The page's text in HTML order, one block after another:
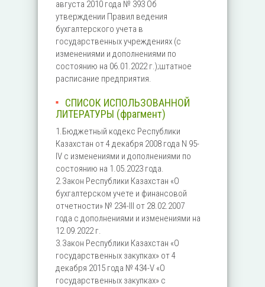
августа 2010 года № 393 Об
утверждении Правил ведения
бухгалтерского учета в
государственных учреждениях (с
изменениями и дополнениями по
состоянию на 06.01.2022 г.);штатное
расписание предприятия.
СПИСОК ИСПОЛЬЗОВАННОЙ
ЛИТЕРАТУРЫ (фрагмент)
1.Бюджетный кодекс Республики
Казахстан от 4 декабря 2008 года N 95-
IV с изменениями и дополнениями по
состоянию на 1.05.2023 года.
2.Закон Республики Казахстан «О
бухгалтерском учете и финансовой
отчетности» № 234-III от 28.02.2007
года c дополнениями и изменениями на
12.09.2022 г.
3.Закон Республики Казахстан «О
государственных закупках» от 4
декабря 2015 года № 434-V «О
государственных закупках» с